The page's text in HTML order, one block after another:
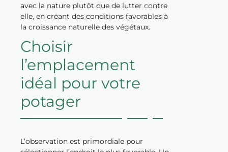
avec la nature plutôt que de lutter contre
elle, en créant des conditions favorables à
la croissance naturelle des végétaux.
Choisir
l’emplacement
idéal pour votre
potager
L’observation est primordiale pour